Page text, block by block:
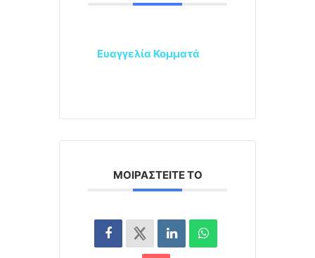
Ευαγγελία Κομματά
ΜΟΙΡΑΣΤΕΊΤΕ ΤΟ